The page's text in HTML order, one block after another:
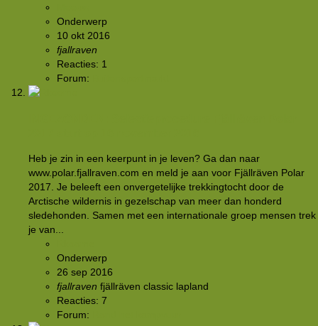
Onderwerp
10 okt 2016
fjallraven
Reacties: 1
Forum:
Heb je zin in een keerpunt in je leven? Ga dan naar
www.polar.fjallraven.com en meld je aan voor Fjällräven Polar
2017. Je beleeft een onvergetelijke trekkingtocht door de
Arctische wildernis in gezelschap van meer dan honderd
sledehonden. Samen met een internationale groep mensen trek
je van...
Onderwerp
26 sep 2016
fjallraven fjällräven classic lapland
Reacties: 7
Forum: